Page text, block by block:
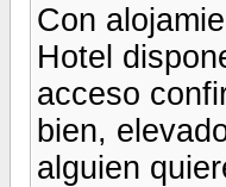
Con
Hotel
acceso
bien,
alguien